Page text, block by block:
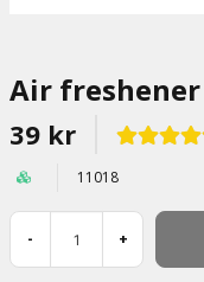
Air
39 kr
11018
- +